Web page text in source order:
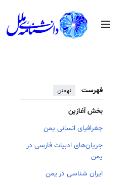
منوی اصلی
فهرست نهفتن
بخش آغازین
جغرافیای انسانی یمن
جریان‌های ادبیات فارسی در
یمن
ایران شناسی در یمن